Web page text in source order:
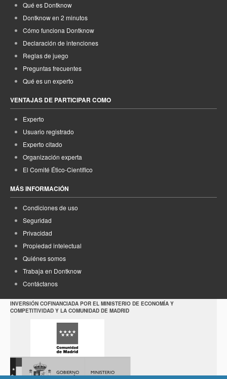
Qué es Dontknow
Dontknow en 2 minutos
Cómo funciona Dontknow
Declaración de intenciones
Reglas de juego
Preguntas frecuentes
Qué es un experto
VENTAJAS DE PARTICIPAR COMO
Experto
Usuario registrado
Experto citado
Organización experta
El Comité Ético-Científico
MÁS INFORMACIÓN
Condiciones de uso
Seguridad
Privacidad
Propiedad intelectual
Quiénes somos
Trabaja en Dontknow
Contáctanos
INVERSIÓN COFINANCIADA POR EL MINISTERIO DE ECONOMÍA Y
COMPETITIVIDAD Y LA COMUNIDAD DE MADRID